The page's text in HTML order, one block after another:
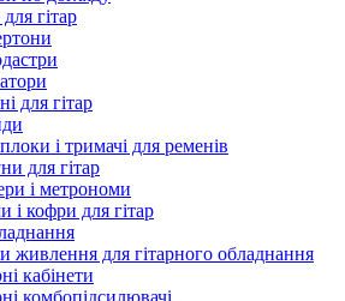
гітар
для гітар
і тримачі для ременів
для гітар
і метрономи
і кофри для гітар
живлення для гітарного обладнання
кабінети
комбопідсилювачі